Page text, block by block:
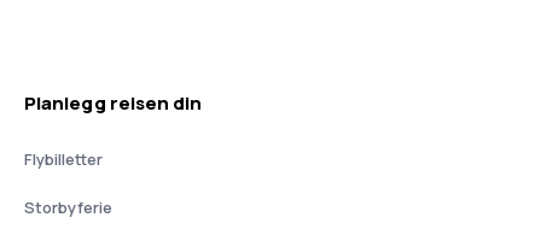
Planlegg reisen din
Flybilletter
Storbyferie